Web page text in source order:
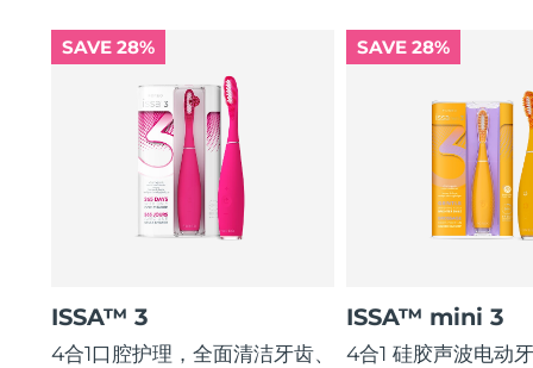
SAVE 28%
ISSA™ 3
4合1口腔护理，全面清洁牙齿、
SAVE 28%
ISSA™ mini 3
4合1 硅胶声波电动